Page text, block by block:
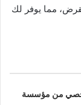
مما يوفر لك
من مؤسسة